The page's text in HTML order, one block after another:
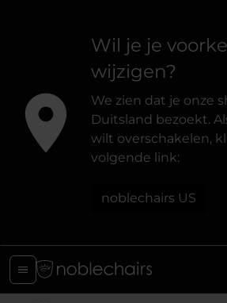
Wil je je
wijzigen?
We zien dat je onze
Duitsland bezoekt.
wilt overschakelen,
volgende link:
noblechairs US